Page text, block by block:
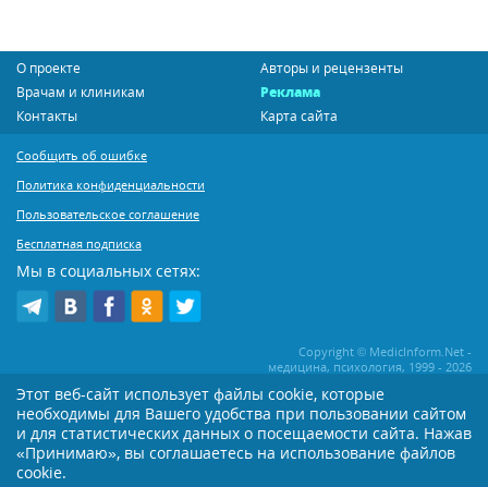
О проекте
Авторы и рецензенты
Врачам и клиникам
Реклама
Контакты
Карта сайта
Сообщить об ошибке
Политика конфиденциальности
Пользовательское соглашение
Бесплатная подписка
Мы в социальных сетях:
Copyright © MedicInform.Net -
медицина, психология, 1999 - 2026
Копирование или иное распространение статей нашего сайта строго
воспрещается. Копирование раздела "Новости" допускается при наличии
активной открытой для поисковиков ссылки на MedicInform.Net
Материалы на сайте представлены в справочных целях. Редакция не всегда
Этот веб-сайт использует файлы cookie, которые
необходимы для Вашего удобства при пользовании сайтом
и для статистических данных о посещаемости сайта. Нажав
«Принимаю», вы соглашаетесь на использование файлов
cookie.